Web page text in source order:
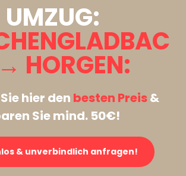
UMZUG:
HORGEN:
hier den besten Preis&
Sie mind. 50€!
& unverbindlich anfragen!